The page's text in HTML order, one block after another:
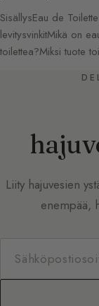
SisällysEau de
levitysvinkitMikä on
toilettea?Miksi tuote
Liity hajuvesien
enempää,